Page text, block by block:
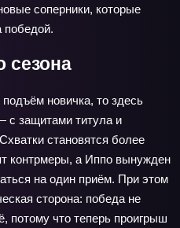
соперники, которые
победой.
сезона
новичка, то здесь
с защитами титула и
становятся более
контрмеры, а Иппо вынужден
на один приём. При этом
сторона: победа не
потому что теперь проигрыш